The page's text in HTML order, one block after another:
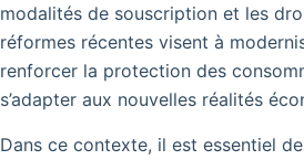
modalités de souscription et les
réformes récentes visent à
renforcer la protection des
s’adapter aux nouvelles réalités
Dans ce contexte, il est essentiel